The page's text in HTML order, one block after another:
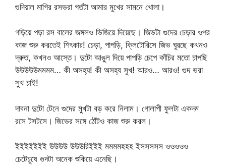
গুদিয়াল মাগির রসভরা গর্তটা আমার মুখের সামনে খোলা।
গড়িয়ে পড়া রস বালের জঙ্গলও ভিজিয়ে দিয়েছে। জিভটা গুদের চেড়ার ওপর
কাজ শুরু করতেই শিৎকার! চেড়া, পাপড়ি, ক্লিটোরিসে জিভ ঘুরছে কখনও
দ্রুত, কখনও আস্তে। দুটো আঙুল দিয়ে পাপড়ি চেপে কাঁচির মতো চাপছি
উউউউউমমমম… কী অসহ্য! কী অসহ্য সুখ! আরও… আরও! গুদ ভরা
সুখ চাই!
দাবনা দুটো টেনে গুদের মুখটা বড় করে নিলাম। গোলাপী ফুলটা একদম
রসে টসটসে। জিভের সঙ্গে ঠোঁটও কাজ শুরু করল।
ইইইইইইই উউউউ উউউরিইইই মমমমহহহ ইসসসসস ওওওওও
চেটেচুষে গুদটা অনেক শুকিয়ে এনেছি।